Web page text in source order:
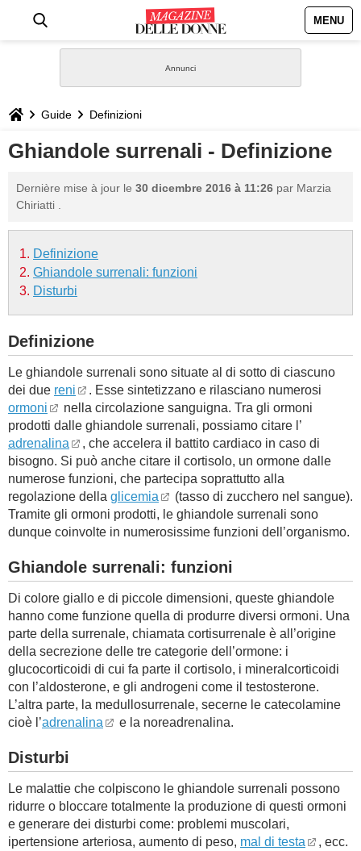
MENU
STILE
BIOGRAFIE
GASTRONOMIA
SESSO
BAMBINO
DIETA
GUIDE
FORUM
Guide Definizioni
Ghiandole surrenali - Definizione
Dernière mise à jour le 30 dicembre 2016 à 11:26 par Marzia
Chiriatti
Definizione
Ghiandole surrenali: funzioni
Disturbi
Definizione
Le ghiandole surrenali sono situate al di sotto di ciascuno
dei due reni
. Esse sintetizzano e rilasciano numerosi
ormoni
nella circolazione sanguigna. Tra gli ormoni
prodotti dalle ghiandole surrenali, possiamo citare l’
adrenalina
, che accelera il battito cardiaco in caso di
bisogno. Si può anche citare il cortisolo, un ormone dalle
numerose funzioni, che partecipa soprattutto alla
regolazione della glicemia
(tasso di zucchero nel sangue).
Tramite gli ormoni prodotti, le ghiandole surrenali sono
dunque coinvolte in numerosissime funzioni dell’organismo.
Ghiandole surrenali: funzioni
Di colore giallo e di piccole dimensioni, queste ghiandole
hanno come funzione quella di produrre diversi ormoni. Una
parte della surrenale, chiamata cortisurrenale è all’origine
della secrezione delle tre categorie dell’ormone: i
glucocorticoidi di cui fa parte il cortisolo, i mineralcorticoidi
con l’aldosterone, e gli androgeni come il testosterone.
L’altra parte, la medullosurrenale, secerne le catecolamine
cioè l’adrenalina e la noreadrenalina.
Disturbi
Le malattie che colpiscono le ghiandole surrenali possono
ridurre o bloccare totalmente la produzione di questi ormoni
e generare dei disturbi come: problemi muscolari,
ipertensione arteriosa, aumento di peso, mal di testa , ecc.